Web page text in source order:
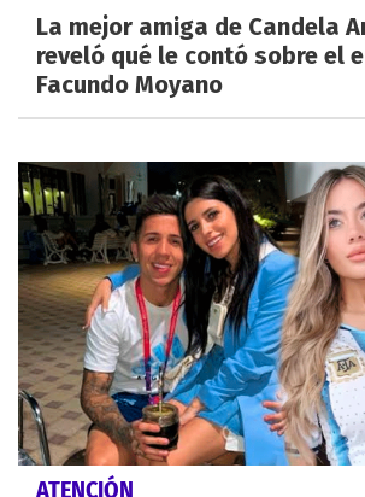
La mejor amiga de Candela
reveló qué le contó sobre el
Facundo Moyano
ATENCIÓN